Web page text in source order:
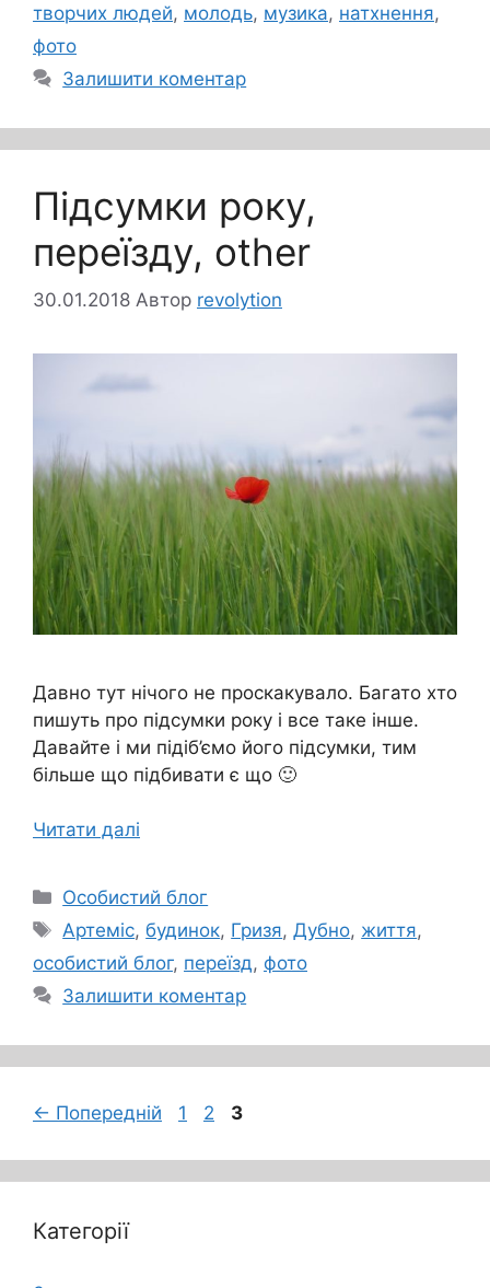
творчих людей, молодь, музика, натхнення,
фото
Залишити коментар
Підсумки року,
переїзду, other
30.01.2018 Автор revolytion
Давно тут нічого не проскакувало. Багато хто
пишуть про підсумки року і все таке інше.
Давайте і ми підіб’ємо його підсумки, тим
більше що підбивати є що 🙂
Читати далі
Категорії
Особистий блог
Позначки
Артеміс,будинок, Гризя,Дубно, життя,
особистий блог, переїзд, фото
Залишити коментар
← Попередній Сторінка
1 Сторінка
2 Сторінка
3
Категорії